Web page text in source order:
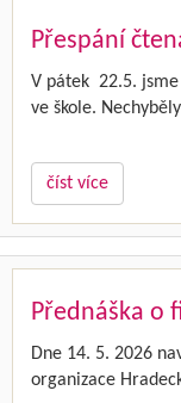
Přespání
V pátek 22.5.
ve škole.
číst více
Přednáška o
Dne 14. 5. 2026
organizace